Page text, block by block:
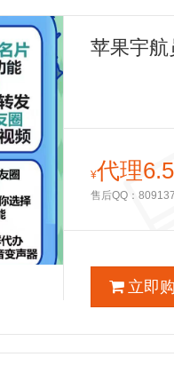
苹果宇航
¥代理6.5
售后QQ：
立即